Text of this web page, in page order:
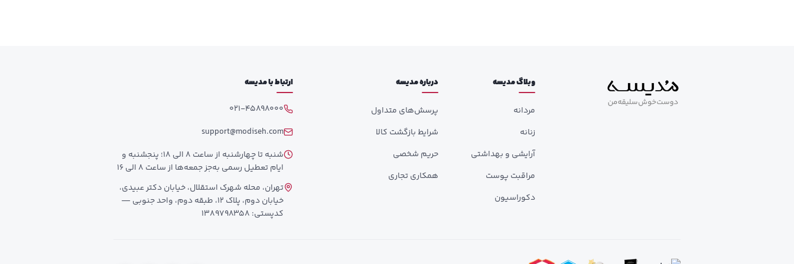
وبلاگ مدیسه
مردانه
زنانه
آرایشی و بهداشتی
مراقبت پوست
دکوراسیون
درباره مدیسه
پرسش‌های متداول
شرایط بازگشت کالا
حریم شخصی
همکاری تجاری
ارتباط با مدیسه
021-45898000
support@modiseh.com
شنبه تا چهارشنبه از ساعت 8 الی 18؛ پنجشنبه و
ایام تعطیل رسمی به‌جز جمعه‌ها از ساعت 8 الی 16
تهران، محله شهرک استقلال، خیابان دکتر عبیدی،
خیابان دوم، پلاک 12، طبقه دوم، واحد جنوبی —
کدپستی: 1389798358